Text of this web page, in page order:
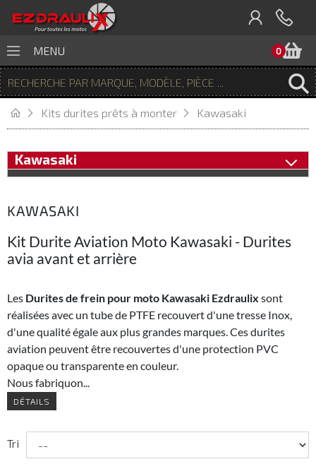
0
MENU
Kits durites prêts à monter Kawasaki
Kawasaki
KAWASAKI
Kit Durite Aviation Moto Kawasaki - Durites
avia avant et arrière
Les Durites de frein pour moto Kawasaki Ezdraulix sont
réalisées avec un tube de PTFE recouvert d'une tresse Inox,
d'une qualité égale aux plus grandes marques. Ces durites
aviation peuvent être recouvertes d'une protection PVC
opaque ou transparente en couleur.
Nous fabriquon...
DÉTAILS
Tri